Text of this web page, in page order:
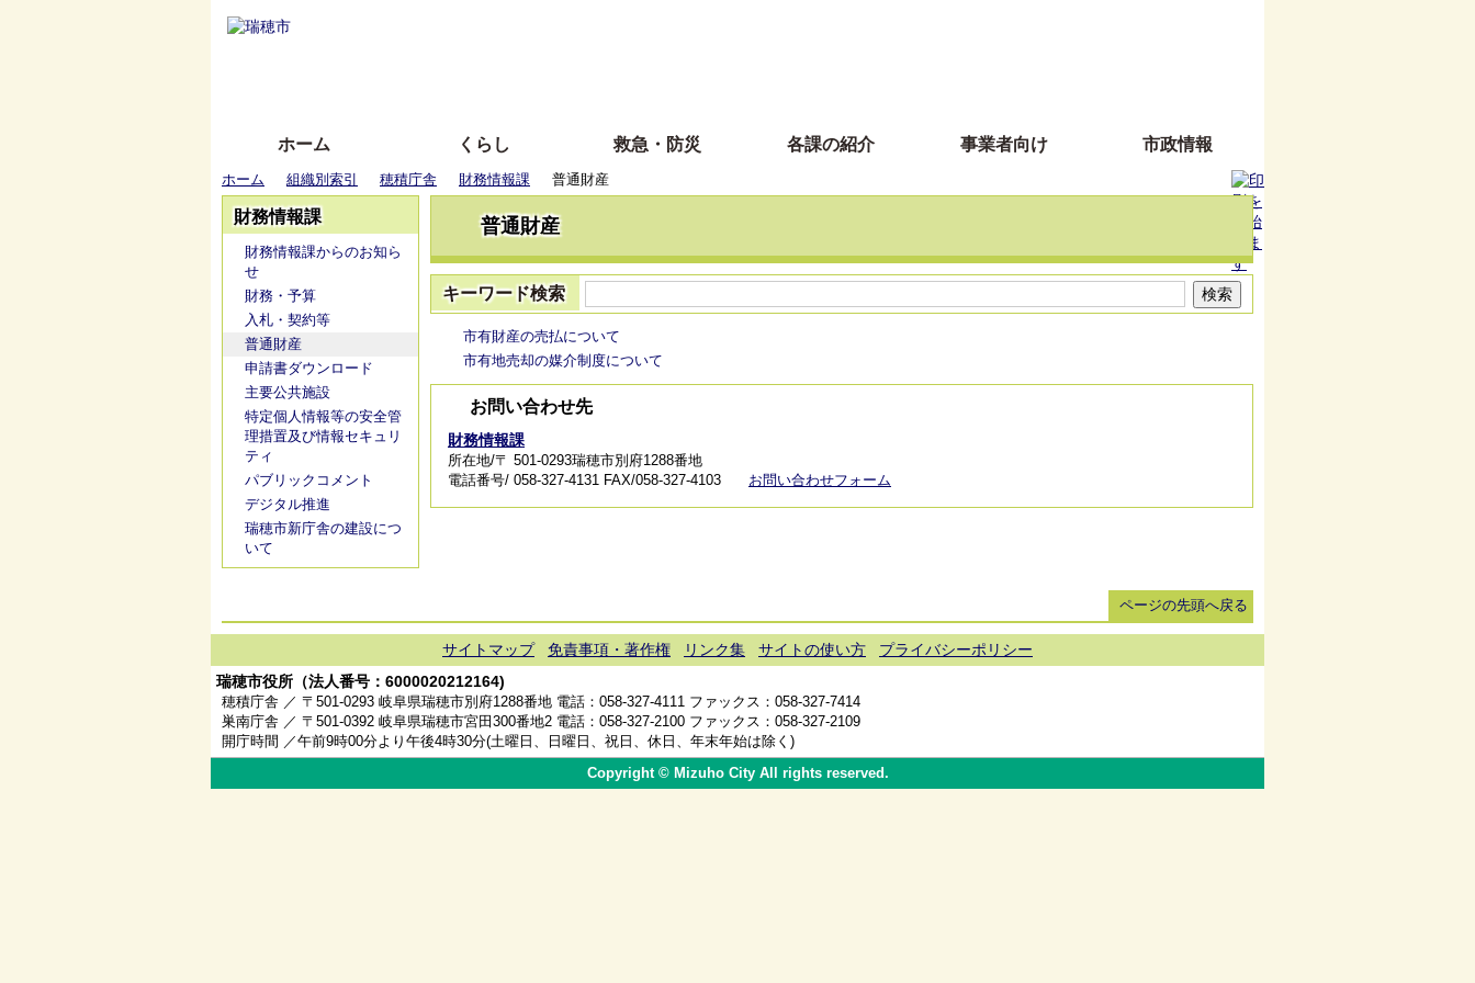
ホーム くらし 救急・防災 各課の紹介 事業者向け 市政情報
ホーム 組織別索引 穂積庁舎 財務情報課 普通財産
財務情報課
財務情報課からのお知ら
せ
財務・予算
入札・契約等
普通財産
申請書ダウンロード
主要公共施設
特定個人情報等の安全管
理措置及び情報セキュリ
ティ
パブリックコメント
デジタル推進
瑞穂市新庁舎の建設につ
いて
普通財産
キーワード検索
市有財産の売払について
市有地売却の媒介制度について
お問い合わせ先
財務情報課
所在地/〒 501-0293瑞穂市別府1288番地
電話番号/ 058-327-4131 FAX/058-327-4103 お問い合わせフォーム
ページの先頭へ戻る
サイトマップ 免責事項・著作権 リンク集 サイトの使い方
プライバシーポリシー
瑞穂市役所（法人番号：6000020212164)
穂積庁舎 ／ 〒501-0293 岐阜県瑞穂市別府1288番地 電話： 058-327-4111 ファックス：058-327-7414
巣南庁舎 ／ 〒501-0392 岐阜県瑞穂市宮田300番地2 電話： 058-327-2100 ファックス：058-327-2109
開庁時間 ／午前9時00分より午後4時30分(土曜日、日曜日、祝日、休日、年末年始は除く)
Copyright © Mizuho City All rights reserved.